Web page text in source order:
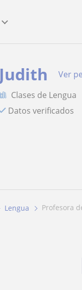
Judith
Ver
Clases de Lengua
Datos verificados
Lengua profesora